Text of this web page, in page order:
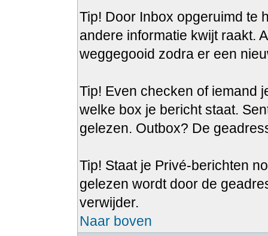
Tip! Door Inbox opgeruimd te
andere informatie kwijt raakt.
weggegooid zodra er een
Tip! Even checken of iemand
welke box je bericht staat.
gelezen. Outbox? De
Tip! Staat je Privé-berichten
gelezen wordt door de
verwijder.
Naar boven